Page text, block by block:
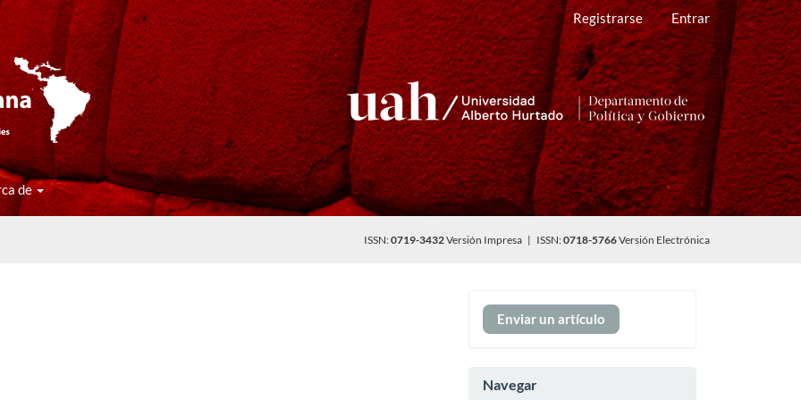
Registrarse Entrar
de
ISSN:0719-3432Versión Impresa | ISSN:0718-5766Versión Electrónica
Enviar
un
Enviar un artículo
Navegar